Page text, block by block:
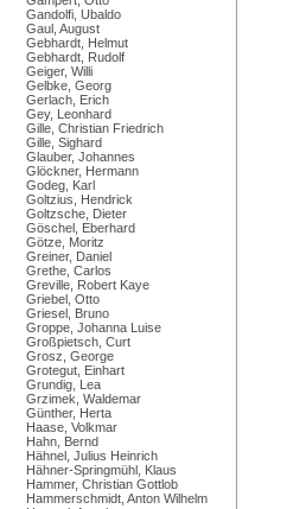
Gandolfi, Ubaldo
Gaul, August
Gebhardt, Helmut
Gebhardt, Rudolf
Geiger, Willi
Gelbke, Georg
Gerlach, Erich
Gey, Leonhard
Gille, Christian Friedrich
Gille, Sighard
Glauber, Johannes
Glöckner, Hermann
Godeg, Karl
Goltzius, Hendrick
Goltzsche, Dieter
Göschel, Eberhard
Götze, Moritz
Greiner, Daniel
Grethe, Carlos
Greville, Robert Kaye
Griebel, Otto
Griesel, Bruno
Groppe, Johanna Luise
Großpietsch, Curt
Grosz, George
Grotegut, Einhart
Grundig, Lea
Grzimek, Waldemar
Günther, Herta
Haase, Volkmar
Hahn, Bernd
Hähnel, Julius Heinrich
Hähner-Springmühl, Klaus
Hammer, Christian Gottlob
Hammerschmidt, Anton Wilhelm